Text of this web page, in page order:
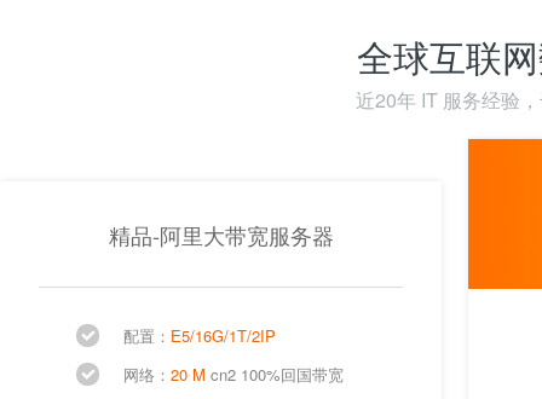
全球互联
近20年 IT 服务经验
精品-阿里大带宽服务器
配置： E5/16G/1T/2IP
网络： 20 M cn2 100%回国带宽